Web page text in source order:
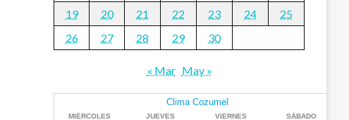
19
20 21 22 23 24
25
26
27 28 29 30
« Mar May »